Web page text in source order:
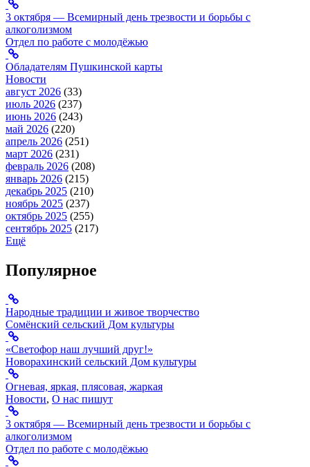
3 октября — Всемирный день трезвости и борьбы с
алкоголизмом
Отдел по работе с молодёжью
Обладателям Пушкинской карты
Новости
август 2026 (33)
июль 2026 (237)
июнь 2026 (243)
май 2026 (220)
апрель 2026 (251)
март 2026 (231)
февраль 2026 (208)
январь 2026 (215)
декабрь 2025 (210)
ноябрь 2025 (237)
октябрь 2025 (255)
сентябрь 2025 (217)
Ещё
Популярное
Народные традиции и живое творчество
Сомёнский сельский Дом культуры
«Светофор наш лучший друг!»
Новорахинский сельский Дом культуры
Огневая, яркая, плясовая, жаркая
Новости, О нас пишут
3 октября — Всемирный день трезвости и борьбы с
алкоголизмом
Отдел по работе с молодёжью